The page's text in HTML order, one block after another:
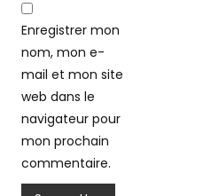
Enregistrer mon
nom, mon e-
mail et mon site
web dans le
navigateur pour
mon prochain
commentaire.